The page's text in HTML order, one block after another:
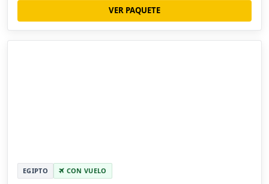
VER PAQUETE
EGIPTO CON VUELO